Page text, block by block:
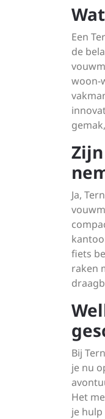
Een
de
woon-
Ja,
fiets
raken
Bij
je nu
Het
je